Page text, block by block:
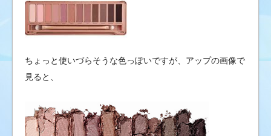
ちょっと使いづらそうな色っぽいですが、アップの画像で
見ると、